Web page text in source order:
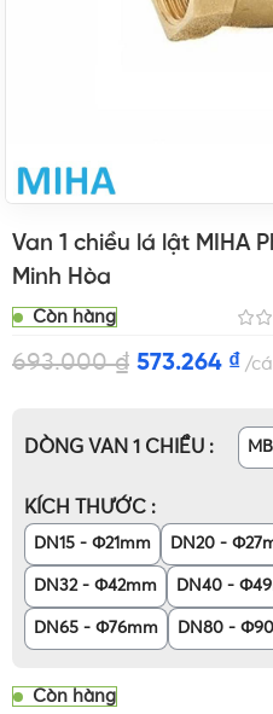
Van 1 chiều lá lật MIHA
Minh Hòa
Còn hàng
693.000₫ 573.264 ₫
DÒNG VAN 1 CHIỀU
KÍCH THƯỚC
DN15 - Φ21mm DN20 -
DN32 - Φ42mm DN40 -
DN65 - Φ76mm DN80 -
Còn hàng